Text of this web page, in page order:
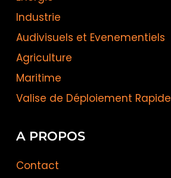
Industrie
Audivisuels et Evenementiels
Agriculture
Maritime
Valise de Déploiement Rapide
A PROPOS
Contact